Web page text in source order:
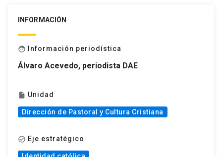
INFORMACIÓN
face Información periodística
Álvaro Acevedo, periodista DAE
insert_drive_file Unidad
Dirección de Pastoral y Cultura Cristiana
check_circle_outline Eje estratégico